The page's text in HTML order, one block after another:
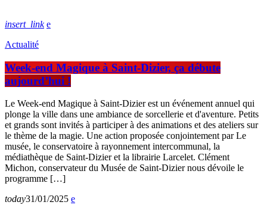
insert_link
Actualité
Week-end Magique à Saint-Dizier, ça débute
aujourd’hui !
Le Week-end Magique à Saint-Dizier est un événement annuel qui
plonge la ville dans une ambiance de sorcellerie et d'aventure. Petits
et grands sont invités à participer à des animations et des ateliers sur
le thème de la magie. Une action proposée conjointement par Le
musée, le conservatoire à rayonnement intercommunal, la
médiathèque de Saint-Dizier et la librairie Larcelet. Clément
Michon, conservateur du Musée de Saint-Dizier nous dévoile le
programme […]
today31/01/2025